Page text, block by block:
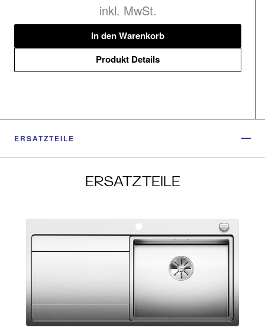
inkl. MwSt.
In den Warenkorb
Produkt Details
ERSATZTEILE
ERSATZTEILE